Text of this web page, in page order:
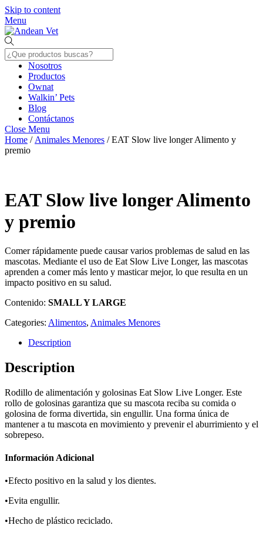
Skip to content
Menu
Nosotros
Productos
Ownat
Walkin’ Pets
Blog
Contáctanos
Close Menu
Home / Animales Menores / EAT Slow live longer Alimento y
premio
EAT Slow live longer Alimento
y premio
Comer rápidamente puede causar varios problemas de salud en las
mascotas. Mediante el uso de Eat Slow Live Longer, las mascotas
aprenden a comer más lento y masticar mejor, lo que resulta en un
impacto positivo en su salud.
Contenido: SMALL Y LARGE
Categories: Alimentos, Animales Menores
Description
Description
Rodillo de alimentación y golosinas Eat Slow Live Longer. Este
rollo de golosinas garantiza que su mascota reciba su comida o
golosina de forma divertida, sin engullir. Una forma única de
mantener a tu mascota en movimiento y prevenir el aburrimiento y el
sobrepeso.
Información Adicional
•Efecto positivo en la salud y los dientes.
•Evita engullir.
•Hecho de plástico reciclado.